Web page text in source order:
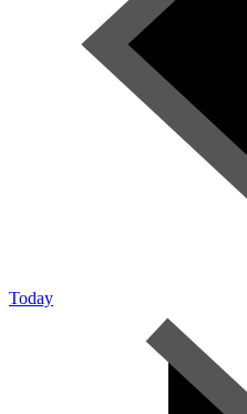
Today